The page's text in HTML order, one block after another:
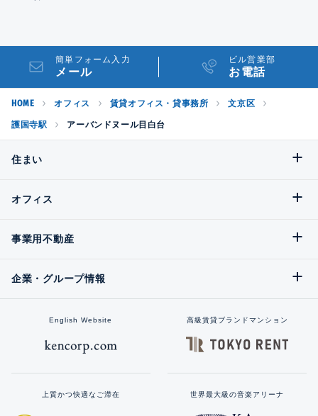
簡単フォーム入力
メール
ビル営業部
お電話
HOME オフィス 賃貸オフィス・貸事務所 文京区
護国寺駅 アーバンドヌール目白台
住まい
オフィス
事業用不動産
企業・グループ情報
English Website 高級賃貸ブランドマンション
上質かつ快適なご滞在 世界最大級の音楽アリーナ